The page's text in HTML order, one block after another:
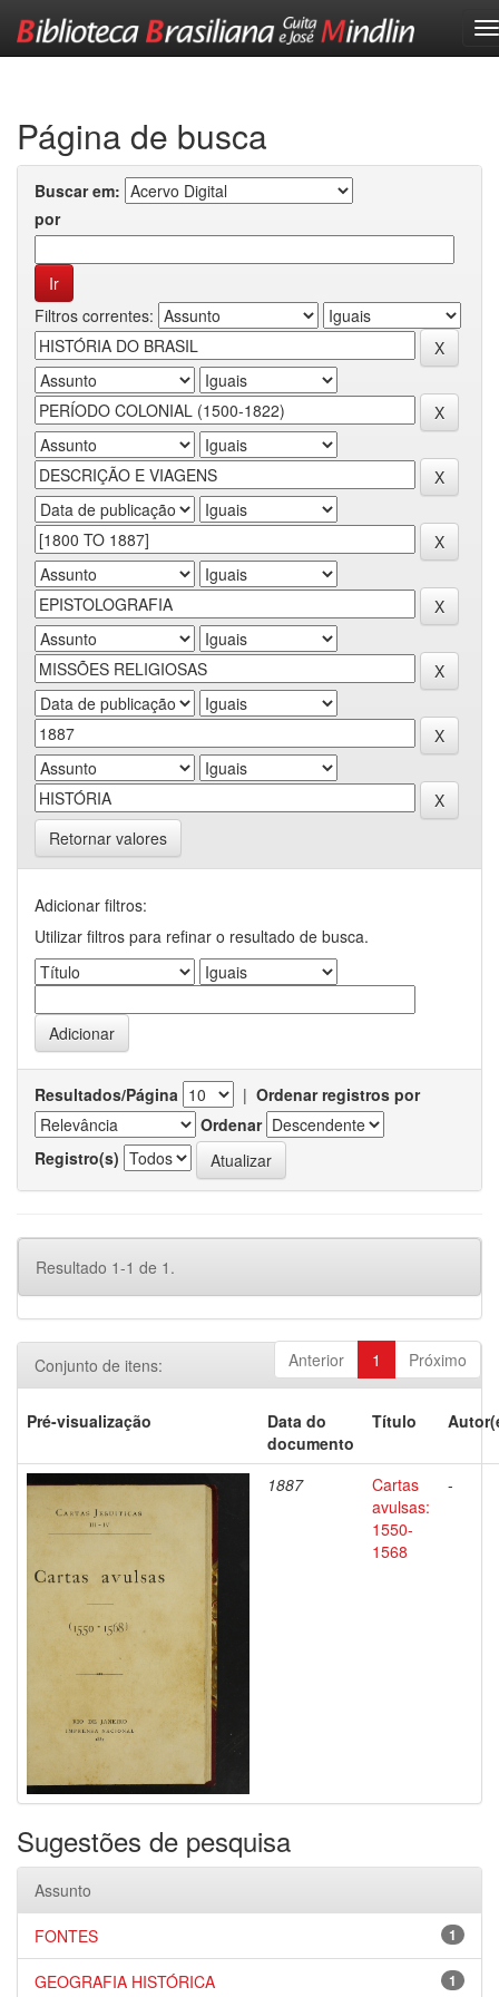
Página de busca
Buscar em:
por
Filtros correntes:
Retornar valores
Adicionar filtros:
Utilizar filtros para refinar o resultado de busca.
Resultados/Página | Ordenar registros por
Ordenar
Registro(s)
Resultado 1-1 de 1.
Anterior 1 Próximo
Conjunto de itens:
Pré-visualização
Data do
documento
Título
1887
Cartas
avulsas:
1550-
1568
-
Sugestões de pesquisa
Assunto
1
FONTES
1
GEOGRAFIA HISTÓRICA